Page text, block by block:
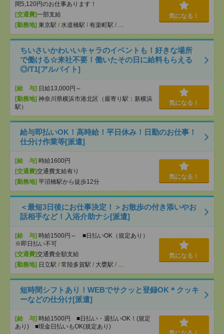
間5,120円のお仕事あります！
[交通費]一部支給
[勤務地] 東京駅 / 水道橋駅 / 有楽町駅 / …
気になる！
ちいさいかわいいキャラのイベントも！好きな場所
で働ける☆来社不要！働いたその日に給料もらえる
◎/T1[アルバイト]
[給 与] 日給13,000円～
[勤務地] 神奈川県横浜市港北区（最寄り駅：新横浜
駅）
気になる！
給与即払いOK！高時給！平日休み！日勤のお仕事！
仕分け作業等[派遣]
[給 与] 時給1600円
[交通費]交通費支給有り
[勤務地] 平沼橋駅から徒歩12分
気になる！
＜最短3日後にお仕事決定！＞お散歩の付き添いやお
話相手など！入浴介助ナシ[派遣]
[給 与] 時給1500円～ ■日払いOK（規定あり）
※即日払い不可
[交通費]交通費全額支給
[勤務地] 日立駅 / 常陸多賀駅 / 大甕駅 / …
気になる！
短時間シフトあり！WEBでサクッと登録OK＊クッキ
ーなどの仕分け[派遣]
[給 与] 時給1500円 ■日払い・週払いOK！(規定
あり) ■現金日払いもOK(規定あり)